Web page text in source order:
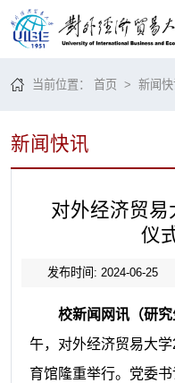
当前位置：首页 >新闻快
新闻快讯
对外经济贸易
仪
发布时间: 2024-06-25
校新闻网讯（研究
午，对外经济贸易大
育馆隆重举行。党委